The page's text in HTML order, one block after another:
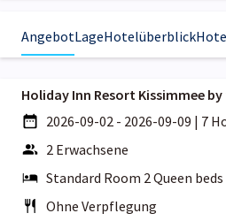
AngebotLageHotelüberblick
Holiday Inn Resort Kissimmee by
2026-09-02 - 2026-09-09 | 7
2 Erwachsene
Standard Room 2 Queen beds
Ohne Verpflegung